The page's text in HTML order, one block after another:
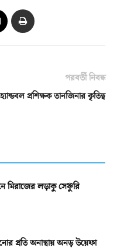
পরবর্তী নিবন্ধ
হ্যান্ডবল প্রশিক্ষক তানজিনার কৃতিত্ব
মিরাজের লড়াকু সেঞ্চুরি
প্রতি অনাস্থায় অনড় উয়েফা